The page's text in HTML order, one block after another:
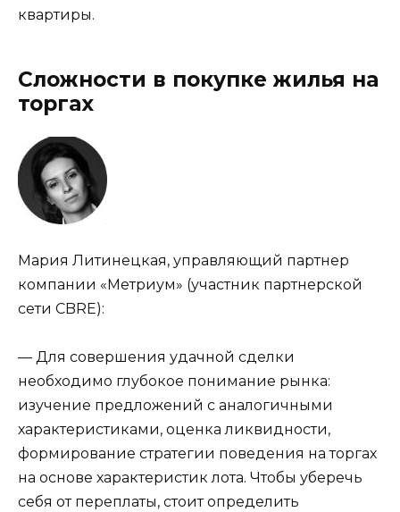
квартиры.
Сложности в покупке жилья на
торгах
Мария Литинецкая, управляющий партнер
компании «Метриум» (участник партнерской
сети CBRE):
— Для совершения удачной сделки
необходимо глубокое понимание рынка:
изучение предложений с аналогичными
характеристиками, оценка ликвидности,
формирование стратегии поведения на торгах
на основе характеристик лота. Чтобы уберечь
себя от переплаты, стоит определить